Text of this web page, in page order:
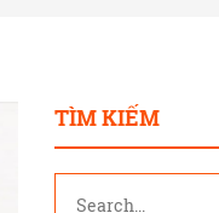
TÌM KIẾM